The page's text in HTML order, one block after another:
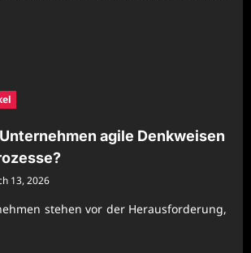
agile Denkweisen
13, 2026
stehen vor der Herausforderung,